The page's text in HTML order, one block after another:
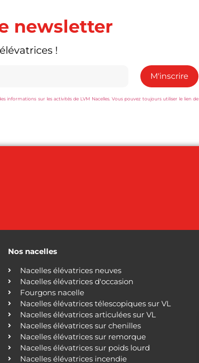
newsletter
!
sur les activités de LVM Nacelles. Vous pouvez toujours utiliser le lien de
Nos nacelles
Nacelles élévatrices neuves
Nacelles élévatrices d'occasion
Fourgons nacelle
Nacelles élévatrices télescopiques sur VL
Nacelles élévatrices articulées sur VL
Nacelles élévatrices sur chenilles
Nacelles élévatrices sur remorque
Nacelles élévatrices sur poids lourd
Nacelles élévatrices incendie